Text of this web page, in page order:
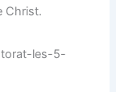
Christ.
les-5-